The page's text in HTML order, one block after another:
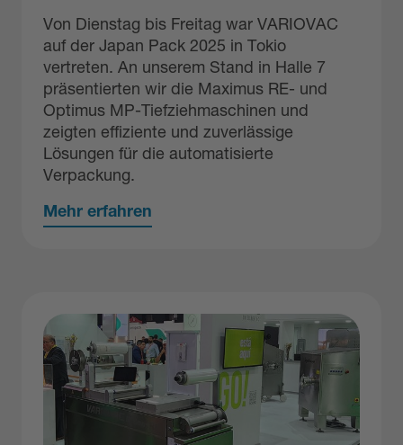
Von Dienstag bis Freitag war VARIOVAC
auf der Japan Pack 2025 in Tokio
vertreten. An unserem Stand in Halle 7
präsentierten wir die Maximus RE- und
Optimus MP-Tiefziehmaschinen und
zeigten effiziente und zuverlässige
Lösungen für die automatisierte
Verpackung.
Mehr erfahren